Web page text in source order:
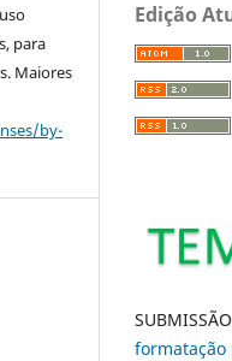
para
Maiores
by-
Edição
formatação